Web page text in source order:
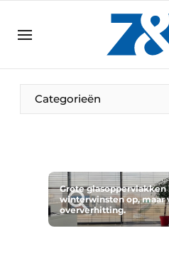
DE
NL
Categorieën
Grote
winterwinsten op, maar
oververhitting.